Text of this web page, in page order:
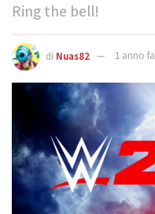
Ring the bell!
di Nuas82 1 anno fa